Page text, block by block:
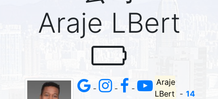
Araje LBert
- - -
Araje
LBert - 14